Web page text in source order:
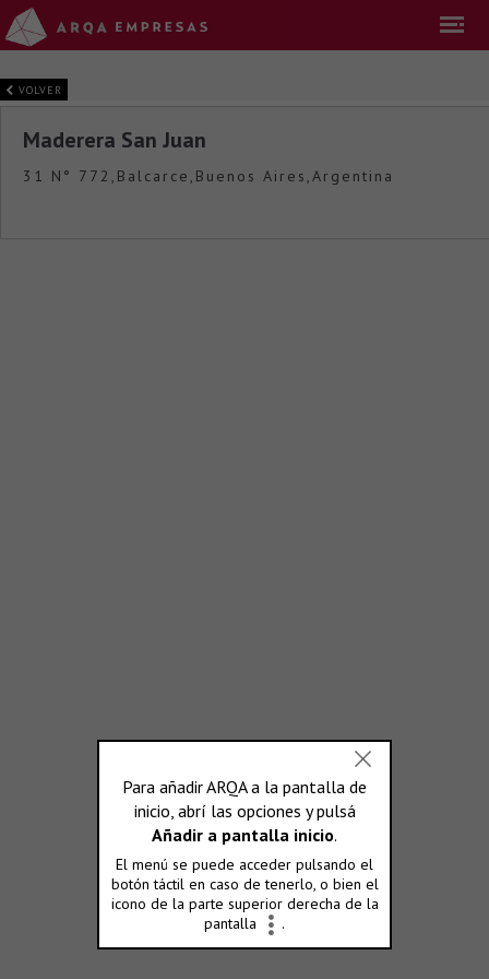
VOLVER
Maderera San Juan
31 N° 772,Balcarce,Buenos Aires,Argentina